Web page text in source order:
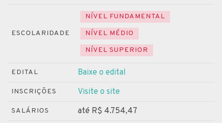
ESCOLARIDADE
NÍVEL FUNDAMENTAL
NÍVEL MÉDIO
NÍVEL SUPERIOR
EDITAL Baixe o edital
INSCRIÇÕES Visite o site
SALÁRIOS até R$ 4.754,47